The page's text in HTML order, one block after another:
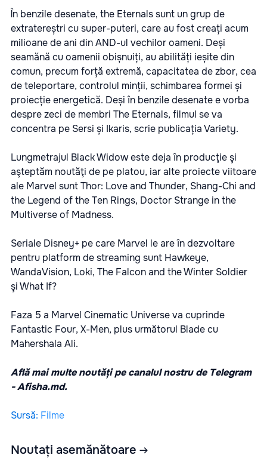
În benzile desenate, the Eternals sunt un grup de
extratereștri cu super-puteri, care au fost creați acum
milioane de ani din AND-ul vechilor oameni. Deși
seamănă cu oamenii obișnuiți, au abilități ieșite din
comun, precum forță extremă, capacitatea de zbor, cea
de teleportare, controlul minții, schimbarea formei și
proiecție energetică. Deși în benzile desenate e vorba
despre zeci de membri The Eternals, filmul se va
concentra pe Sersi și Ikaris, scrie publicația Variety.
Lungmetrajul Black Widow este deja în producţie şi
aşteptăm noutăţi de pe platou, iar alte proiecte viitoare
ale Marvel sunt Thor: Love and Thunder, Shang-Chi and
the Legend of the Ten Rings, Doctor Strange in the
Multiverse of Madness.
Seriale Disney+ pe care Marvel le are în dezvoltare
pentru platform de streaming sunt Hawkeye,
WandaVision, Loki, The Falcon and the Winter Soldier
şi What If?
Faza 5 a Marvel Cinematic Universe va cuprinde
Fantastic Four, X-Men, plus următorul Blade cu
Mahershala Ali.
Află mai multe noutăți pe canalul nostru de Telegram
-Afisha.md.
Sursă: Filme
Noutați asemănătoare